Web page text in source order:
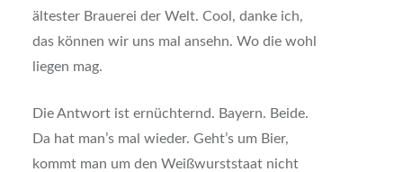
ältester Brauerei der Welt. Cool, danke ich,
das können wir uns mal ansehn. Wo die wohl
liegen mag.
Die Antwort ist ernüchternd. Bayern. Beide.
Da hat man’s mal wieder. Geht’s um Bier,
kommt man um den Weißwurststaat nicht